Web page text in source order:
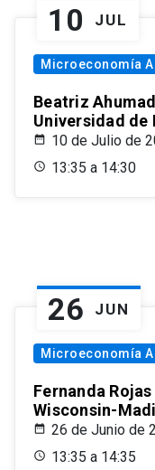
10 JUL
Microeconomía
Beatriz
Universidad de
10 de Julio de
13:35 a 14:30
26 JUN
Microeconomía
Fernanda
Wisconsin-
26 de Junio de
13:35 a 14:35